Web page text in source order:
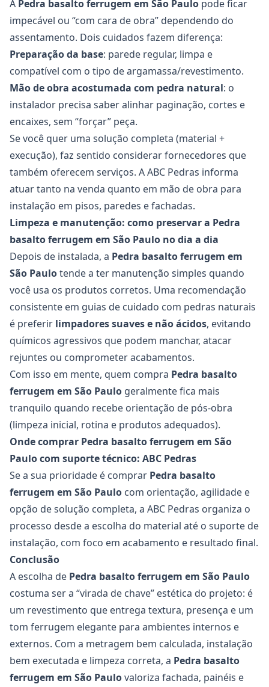
A Pedra basalto ferrugem em São Paulo pode ficar
impecável ou “com cara de obra” dependendo do
assentamento. Dois cuidados fazem diferença:
Preparação da base: parede regular, limpa e
compatível com o tipo de argamassa/revestimento.
Mão de obra acostumada com pedra natural: o
instalador precisa saber alinhar paginação, cortes e
encaixes, sem “forçar” peça.
Se você quer uma solução completa (material +
execução), faz sentido considerar fornecedores que
também oferecem serviços. A ABC Pedras informa
atuar tanto na venda quanto em mão de obra para
instalação em pisos, paredes e fachadas.
Limpeza e manutenção: como preservar a Pedra
basalto ferrugem em São Paulo no dia a dia
Depois de instalada, a Pedra basalto ferrugem em
São Paulotende a ter manutenção simples quando
você usa os produtos corretos. Uma recomendação
consistente em guias de cuidado com pedras naturais
é preferir limpadores suaves e não ácidos, evitando
químicos agressivos que podem manchar, atacar
rejuntes ou comprometer acabamentos.
Com isso em mente, quem compra Pedra basalto
ferrugem em São Paulo geralmente fica mais
tranquilo quando recebe orientação de pós-obra
(limpeza inicial, rotina e produtos adequados).
Onde comprar Pedra basalto ferrugem em São
Paulo com suporte técnico: ABC Pedras
Se a sua prioridade é comprar Pedra basalto
ferrugem em São Paulo com orientação, agilidade e
opção de solução completa, a ABC Pedras organiza o
processo desde a escolha do material até o suporte de
instalação, com foco em acabamento e resultado final.
Conclusão
A escolha de Pedra basalto ferrugem em São Paulo
costuma ser a “virada de chave” estética do projeto: é
um revestimento que entrega textura, presença e um
tom ferrugem elegante para ambientes internos e
externos. Com a metragem bem calculada, instalação
bem executada e limpeza correta, a Pedra basalto
ferrugem em São Paulovaloriza fachada, painéis e